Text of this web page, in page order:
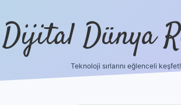
Dijital Dünya
Teknoloji sırlarını eğlenceli keşfet!